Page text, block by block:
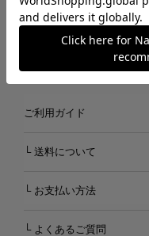
ご利用ガイド
└ 送料について
└ お支払い方法
└ よくあるご質問